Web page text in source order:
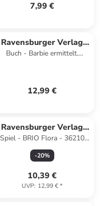
7,99 €
Ravensburger Verlag
GmbH
Buch - Barbie ermittelt.
12,99 €
Ravensburger Verlag
GmbH
Spiel - BRIO Flora - 36210
Aster im Blumen-Outfit |
Spielset für endlosen
-20%
10,39 €
UVP: 12,99 €*